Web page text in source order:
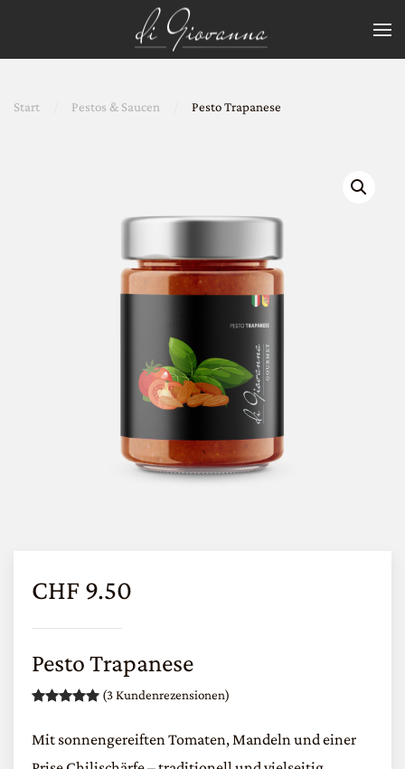
Zum Hauptinhalt springen
Start Pestos & Saucen Pesto Trapanese
CHF 9.50
Pesto Trapanese
Bewertet mit5.00von 5, basierend auf
3(3Kundenrezensionen)
Mit sonnengereiften Tomaten, Mandeln und einer